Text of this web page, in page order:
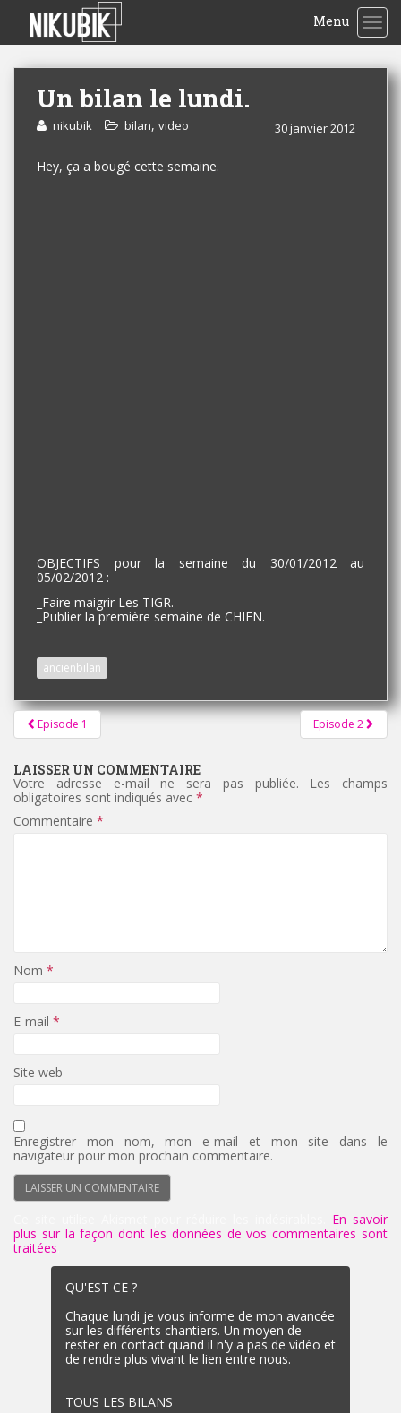
Menu
Un bilan le lundi.
30 janvier 2012
nikubik bilan, video
Hey, ça a bougé cette semaine.
OBJECTIFS pour la semaine du 30/01/2012 au
05/02/2012 :
_Faire maigrir Les TIGR.
_Publier la première semaine de CHIEN.
ancienbilan
Pagination
d'article
Episode 1 Episode 2
LAISSER UN COMMENTAIRE
Votre adresse e-mail ne sera pas publiée.
Les champs
obligatoires sont indiqués avec *
Commentaire *
Nom *
E-mail *
Site web
Enregistrer mon nom, mon e-mail et mon site dans le
navigateur pour mon prochain commentaire.
En savoir
plus sur la façon dont les données de vos commentaires sont
traitées
QU'EST CE ?
Chaque lundi je vous informe de mon avancée
sur les différents chantiers. Un moyen de
rester en contact quand il n'y a pas de vidéo et
de rendre plus vivant le lien entre nous.
TOUS LES BILANS